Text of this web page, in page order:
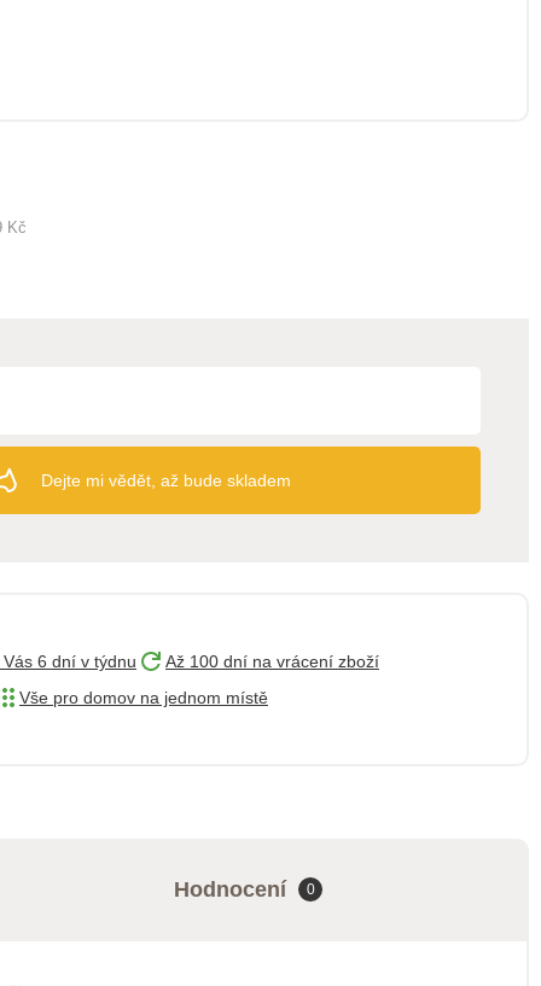
Kč
Dejte mi vědět, až bude skladem
6 dní v týdnu
Až 100 dní na vrácení zboží
Vše pro domov na jednom místě
Hodnocení 0